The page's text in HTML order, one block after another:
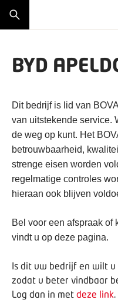
BYD
Dit bedrijf is lid van
van uitstekende service.
de weg op kunt. Het
betrouwbaarheid,
strenge eisen worden
regelmatige controles
hieraan ook blijven
Bel voor een afspraak of
vindt u op deze pagina.
Is dit uw bedrijf en wilt u
zodat u beter vindbaar
Log dan in met deze link.